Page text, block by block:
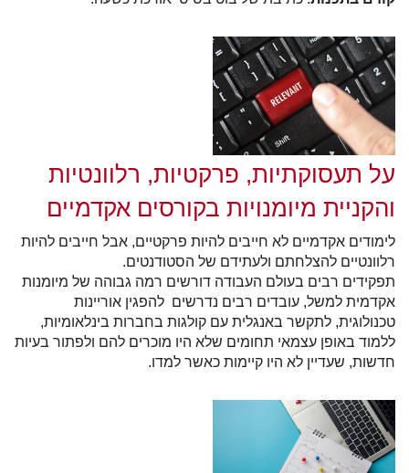
על תעסוקתיות, פרקטיות, רלוונטיות
והקניית מיומנויות בקורסים אקדמיים
לימודים אקדמיים לא חייבים להיות פרקטיים, אבל חייבים להיות
רלוונטיים להצלחתם ולעתידם של הסטודנטים.
תפקידים רבים בעולם העבודה דורשים רמה גבוהה של מיומנות
אקדמית למשל, עובדים רבים נדרשים להפגין אוריינות
טכנולוגית, לתקשר באנגלית עם קולגות בחברות בינלאומיות,
ללמוד באופן עצמאי תחומים שלא היו מוכרים להם ולפתור בעיות
חדשות, שעדיין לא היו קיימות כאשר למדו.